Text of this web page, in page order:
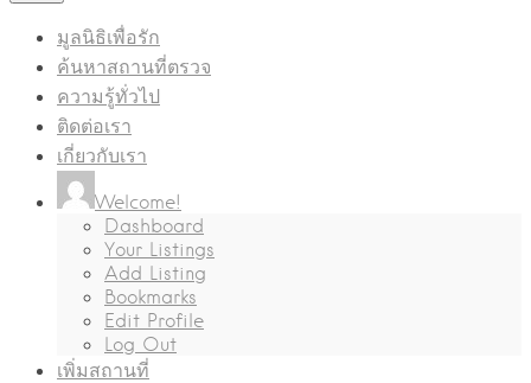
มูลนิธิเพื่อรัก
ค้นหาสถานที่ตรวจ
ความรู้ทั่วไป
ติดต่อเรา
เกี่ยวกับเรา
Welcome!
Dashboard
Your Listings
Add Listing
Bookmarks
Edit Profile
Log Out
เพิ่มสถานที่